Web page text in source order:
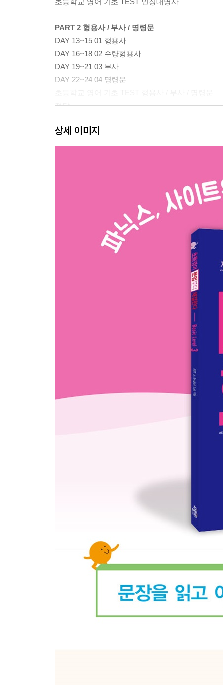
초등학교 영어 기초 TEST 인칭대명사
PART 2 형용사 / 부사 / 명령문
DAY 13~15 01 형용사
DAY 16~18 02 수량형용사
DAY 19~21 03 부사
DAY 22~24 04 명령문
정답
상세 이미지